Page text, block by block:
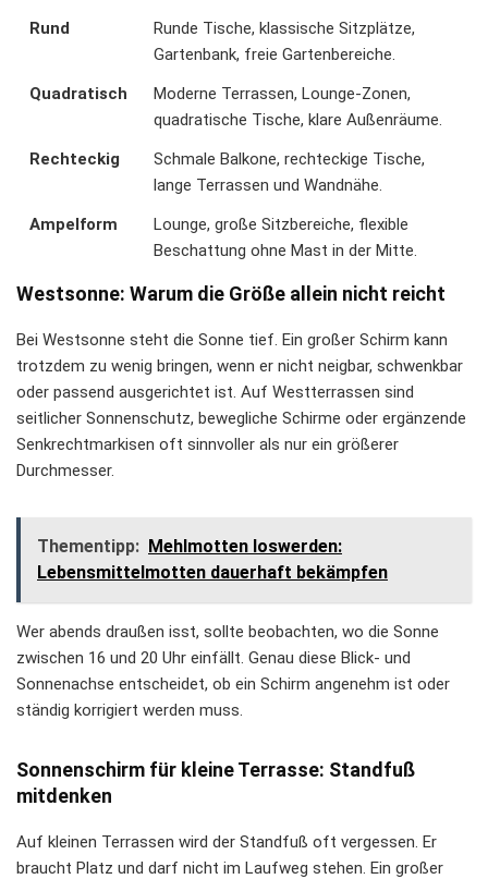
Rund
Runde Tische, klassische Sitzplätze,
Gartenbank, freie Gartenbereiche.
Quadratisch
Moderne Terrassen, Lounge-Zonen,
quadratische Tische, klare Außenräume.
Rechteckig
Schmale Balkone, rechteckige Tische,
lange Terrassen und Wandnähe.
Ampelform
Lounge, große Sitzbereiche, flexible
Beschattung ohne Mast in der Mitte.
Westsonne: Warum die Größe allein nicht reicht
Bei Westsonne steht die Sonne tief. Ein großer Schirm kann
trotzdem zu wenig bringen, wenn er nicht neigbar, schwenkbar
oder passend ausgerichtet ist. Auf Westterrassen sind
seitlicher Sonnenschutz, bewegliche Schirme oder ergänzende
Senkrechtmarkisen oft sinnvoller als nur ein größerer
Durchmesser.
Thementipp: Mehlmotten loswerden:
Lebensmittelmotten dauerhaft bekämpfen
Wer abends draußen isst, sollte beobachten, wo die Sonne
zwischen 16 und 20 Uhr einfällt. Genau diese Blick- und
Sonnenachse entscheidet, ob ein Schirm angenehm ist oder
ständig korrigiert werden muss.
Sonnenschirm für kleine Terrasse: Standfuß
mitdenken
Auf kleinen Terrassen wird der Standfuß oft vergessen. Er
braucht Platz und darf nicht im Laufweg stehen. Ein großer